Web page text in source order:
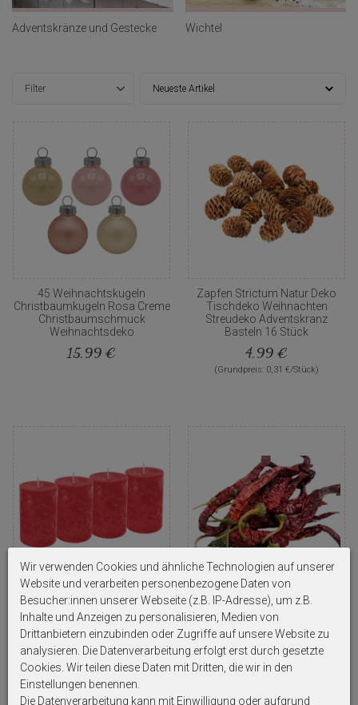
Adventskränze und Gestecke Wichtel
Filter
45 Weihnachtskugeln
Christbaumkugeln Rosa Creme
Christbaumschmuck
Weihnachtsdeko
15,99 €
Zapfen Strictum Natur Deko
Tischdeko Weihnachten
Streudeko Adventskranz
Basteln 16 Stück
4,99 €
(Grundpreis: 0,31 €/Stück)
4 Stumpenkerzen Rot Feuerrot
Tischdeko Advent Hochzeit
Weihnachten Adventskranz
19,45 €
Chili getrocknet Chilischoten
Deko Pepperoni Weihnachten
Basteln Adventskranz 50g
4,75 €
(Grundpreis: 95,00 €/KG)
Wir verwenden Cookies und ähnliche Technologien auf unserer
Website und verarbeiten personenbezogene Daten von
Besucher:innen unserer Webseite (z.B. IP-Adresse), um z.B.
Inhalte und Anzeigen zu personalisieren, Medien von
Drittanbietern einzubinden oder Zugriffe auf unsere Website zu
analysieren. Die Datenverarbeitung erfolgt erst durch gesetzte
Cookies. Wir teilen diese Daten mit Dritten, die wir in den
Einstellungen benennen.
Die Datenverarbeitung kann mit Einwilligung oder aufgrund